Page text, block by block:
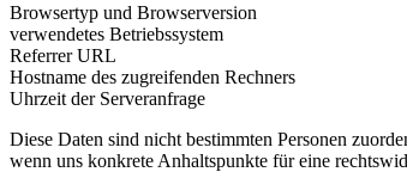
Browsertyp und Browserversion
verwendetes Betriebssystem
Referrer URL
Hostname des zugreifenden Rechners
Uhrzeit der Serveranfrage
Diese Daten sind nicht bestimmten Personen
wenn uns konkrete Anhaltspunkte für eine